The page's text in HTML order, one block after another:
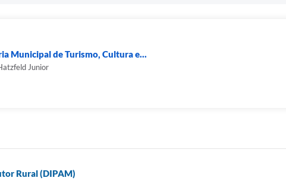
Municipal de Turismo, Cultura e...
Junior
Rural (DIPAM)